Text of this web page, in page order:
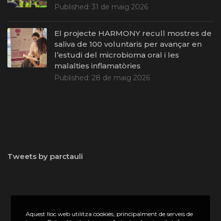
Published: 31 de maig 2026
El projecte HARMONY recull mostres de
saliva de 100 voluntaris per avançar en
l’estudi del microbioma oral i les
malalties inflamatòries
Published: 28 de maig 2026
Tweets by parctauli
Accessibilitat
Aquest lloc web utilitza cookies, principalment de serveis de